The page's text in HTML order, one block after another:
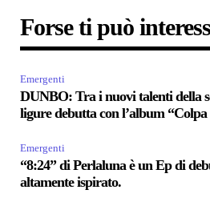
Forse ti può
Emergenti
DUNBO: Tra i nuovi talenti della
ligure debutta con l’album
Emergenti
“8:24” di Perlaluna è un Ep di
altamente ispirato.